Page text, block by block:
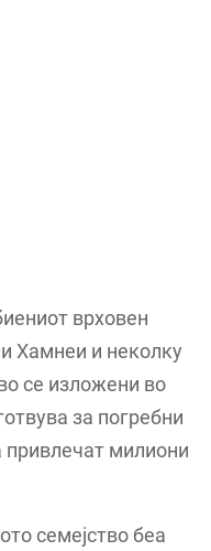
врховен
Хамнеи и неколку
се изложени во
за погребни
привлечат милиони
семејство беа